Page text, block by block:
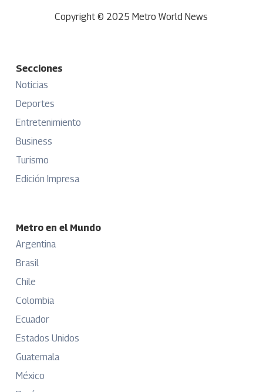
Copyright © 2025 Metro World News
Secciones
Noticias
Deportes
Entretenimiento
Business
Turismo
Edición Impresa
Metro en el Mundo
Argentina
Brasil
Chile
Colombia
Ecuador
Estados Unidos
Guatemala
México